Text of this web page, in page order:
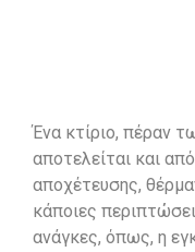
Ένα κτίριο, πέραν
αποτελείται και
αποχέτευσης,
κάποιες
ανάγκες, όπως, η